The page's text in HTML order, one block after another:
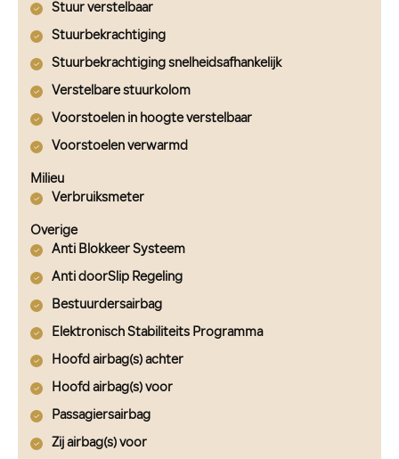
Stuur verstelbaar
Stuurbekrachtiging
Stuurbekrachtiging snelheidsafhankelijk
Verstelbare stuurkolom
Voorstoelen in hoogte verstelbaar
Voorstoelen verwarmd
Milieu
Verbruiksmeter
Overige
Anti Blokkeer Systeem
Anti doorSlip Regeling
Bestuurdersairbag
Elektronisch Stabiliteits Programma
Hoofd airbag(s) achter
Hoofd airbag(s) voor
Passagiersairbag
Zij airbag(s) voor